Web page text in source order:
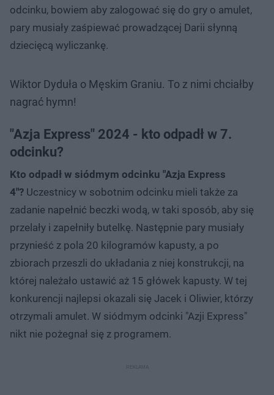
odcinku, bowiem aby zalogować się do gry o amulet,
pary musiały zaśpiewać prowadzącej Darii słynną
dziecięcą wyliczankę.
Wiktor Dyduła o Męskim Graniu. To z nimi chciałby
nagrać hymn!
"Azja Express" 2024 - kto odpadł w 7.
odcinku?
Kto odpadł w siódmym odcinku "Azja Express
4"? Uczestnicy w sobotnim odcinku mieli także za
zadanie napełnić beczki wodą, w taki sposób, aby się
przelały i zapełniły butelkę. Następnie pary musiały
przynieść z pola 20 kilogramów kapusty, a po
zbiorach przeszli do układania z niej konstrukcji, na
której należało ustawić aż 15 główek kapusty. W tej
konkurencji najlepsi okazali się Jacek i Oliwier, którzy
otrzymali amulet. W siódmym odcinki "Azji Express"
nikt nie pożegnał się z programem.